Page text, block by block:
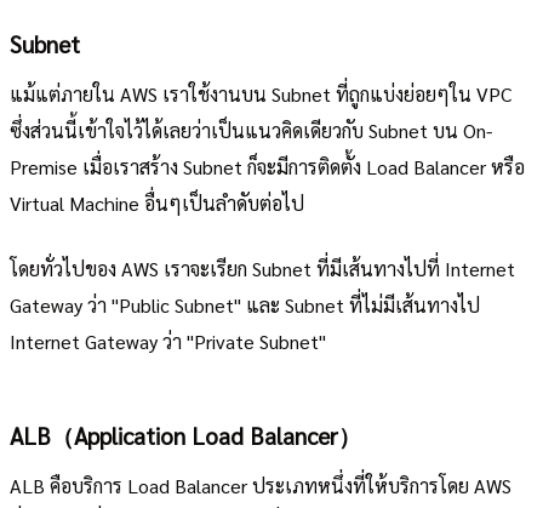
Subnet
แม้แต่ภายใน AWS เราใช้งานบน Subnet ที่ถูกแบ่งย่อยๆใน VPC
ซึ่งส่วนนี้เข้าใจไว้ได้เลยว่าเป็นแนวคิดเดียวกับ Subnet บน On-
Premise เมื่อเราสร้าง Subnet ก็จะมีการติดตั้ง Load Balancer หรือ
Virtual Machine อื่นๆเป็นลำดับต่อไป
โดยทั่วไปของ AWS เราจะเรียก Subnet ที่มีเส้นทางไปที่ Internet
Gateway ว่า "Public Subnet" และ Subnet ที่ไม่มีเส้นทางไป
Internet Gateway ว่า "Private Subnet"
ALB（Application Load Balancer）
ALB คือบริการ Load Balancer ประเภทหนึ่งที่ให้บริการโดย AWS